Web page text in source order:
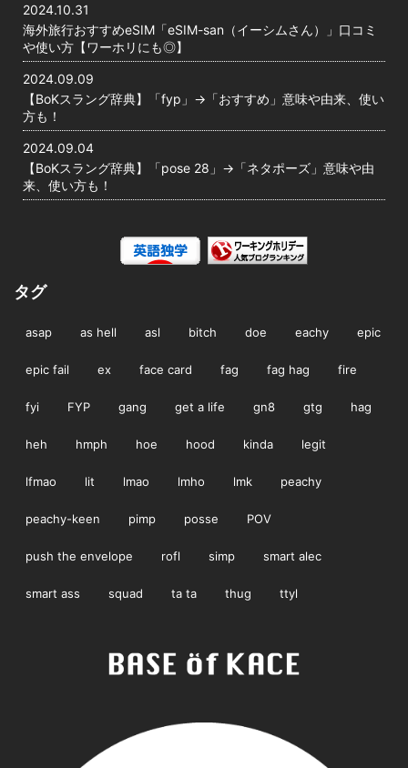
2024.10.31
海外旅行おすすめeSIM「eSIM-san（イーシムさん）」口コミ
や使い方【ワーホリにも◎】
2024.09.09
【BoKスラング辞典】「fyp」→「おすすめ」意味や由来、使い
方も！
2024.09.04
【BoKスラング辞典】「pose 28」→「ネタポーズ」意味や由
来、使い方も！
タグ
asap as hell asl bitch doe eachy epic
epic fail ex face card fag fag hag fire
fyi FYP gang get a life gn8 gtg hag
heh hmph hoe hood kinda legit
lfmao lit lmao lmho lmk peachy
peachy-keen pimp posse POV
push the envelope rofl simp smart alec
smart ass squad ta ta thug ttyl